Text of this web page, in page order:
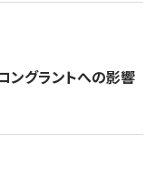
ングラントへの影響